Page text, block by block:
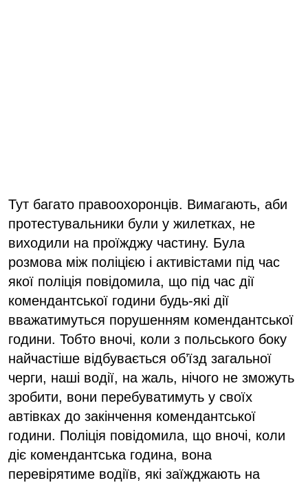
Тут багато правоохоронців. Вимагають, аби
протестувальники були у жилетках, не
виходили на проїжджу частину. Була
розмова між поліцією і активістами під час
якої поліція повідомила, що під час дії
комендантської години будь-які дії
вважатимуться порушенням комендантської
години. Тобто вночі, коли з польського боку
найчастіше відбувається об’їзд загальної
черги, наші водії, на жаль, нічого не зможуть
зробити, вони перебуватимуть у своїх
автівках до закінчення комендантської
години. Поліція повідомила, що вночі, коли
діє комендантська година, вона
перевірятиме водіїв, які заїжджають на